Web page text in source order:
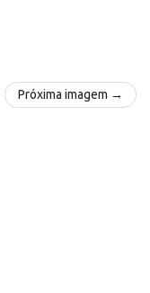
Próxima imagem →